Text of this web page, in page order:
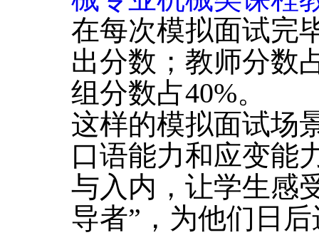
在每次模拟面试完
出分数；教师分数
组分数占40%。
这样的模拟面试场
口语能力和应变能
与入内，让学生感
导者”，为他们日